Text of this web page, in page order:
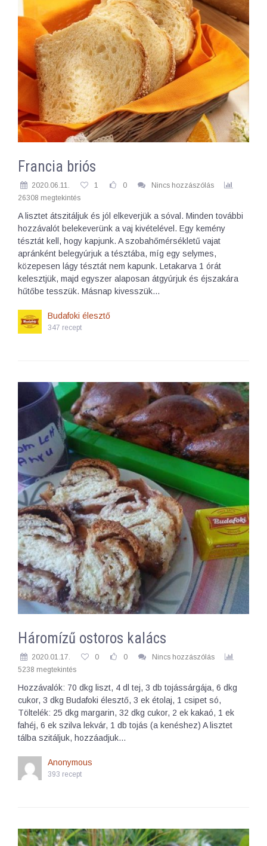
Francia briós
2020.06.11. 1 0
Nincs hozzászólás
26308 megtekintés
A lisztet átszitáljuk és jól elkeverjük a sóval. Minden további
hozzávalót belekeverünk a vaj kivételével. Egy kemény
tésztát kell, hogy kapjunk. A szobahőmérsékletű vajat
apránként belegyúrjuk a tésztába, míg egy selymes,
közepesen lágy tésztát nem kapunk. Letakarva 1 órát
kelesztjük, majd egyszer alaposan átgyúrjuk és éjszakára
hűtőbe tesszük. Másnap kivesszük…
Budafoki élesztő
347 recept
Háromízű ostoros kalács
2020.01.17. 0 0
Nincs hozzászólás
5238 megtekintés
Hozzávalók: 70 dkg liszt, 4 dl tej, 3 db tojássárgája, 6 dkg
cukor, 3 dkg Budafoki élesztő, 3 ek étolaj, 1 csipet só,
Töltelék: 25 dkg margarin, 32 dkg cukor, 2 ek kakaó, 1 ek
fahéj, 6 ek szilva lekvár, 1 db tojás (a kenéshez) A lisztet
tálba szitáljuk, hozzáadjuk…
Anonymous
393 recept